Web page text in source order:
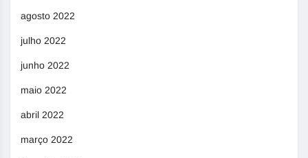
agosto 2022
julho 2022
junho 2022
maio 2022
abril 2022
março 2022